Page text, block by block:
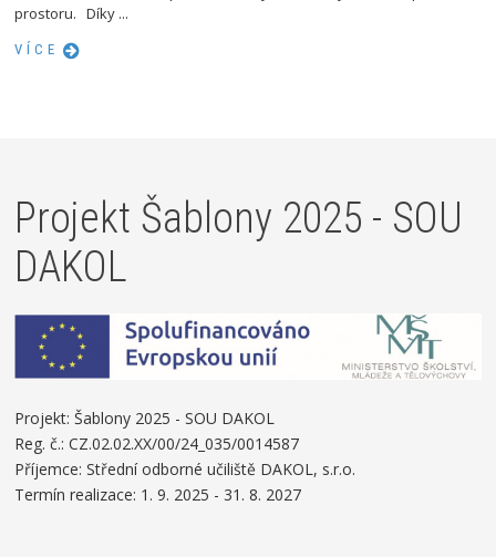
prostoru. Díky ...
VÍCE
Projekt Šablony 2025 - SOU
DAKOL
Projekt: Šablony 2025 - SOU DAKOL
Reg. č.:CZ.02.02.XX/00/24_035/0014587
Příjemce: Střední odborné učiliště DAKOL, s.r.o.
Termín realizace: 1. 9. 2025 - 31. 8. 2027